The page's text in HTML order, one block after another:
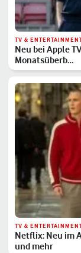
TV &
Neu bei Apple
Monatsüberb…
TV &
Netflix: Neu im
und mehr